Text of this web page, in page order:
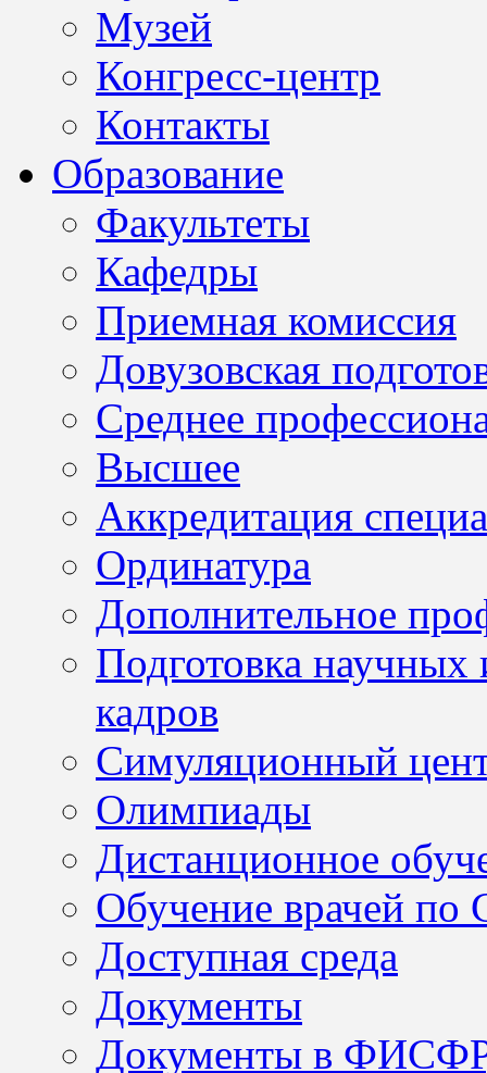
Музей
Конгресс-центр
Контакты
Образование
Факультеты
Кафедры
Приемная комиссия
Довузовская
Среднее
Высшее
Аккредитация
Ординатура
Дополнительное
Подготовка научных
кадров
Симуляционный
Олимпиады
Дистанционное
Обучение врачей по
Доступная среда
Документы
Документы в